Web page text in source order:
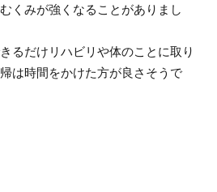
くみが強くなることがありまし
るだけリハビリや体のことに取り
は時間をかけた方が良さそうで